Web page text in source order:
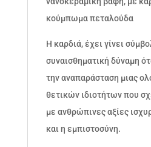
κούμπωμα πεταλούδα
Η καρδιά, έχει γίνει
συναισθηματική δύναμη
την αναπαράσταση μιας
θετικών ιδιοτήτων που
με ανθρώπινες αξίες
και η εμπιστοσύνη.